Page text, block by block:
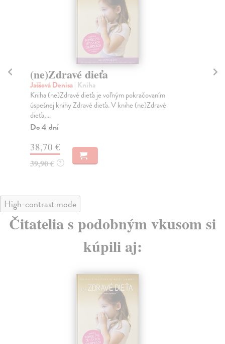
(ne)Zdravé dieťa
Jaššová Denisa| Kniha
Kniha (ne)Zdravé dieťa je voľným pokračovaním
úspešnej knihy Zdravé dieťa. V knihe (ne)Zdravé
dieťa,...
Do 4 dní
38,70 €
39,90 € ?
High-contrast mode
Čitatelia s podobným vkusom si
kúpili aj: